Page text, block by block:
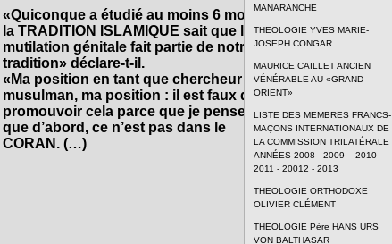
MANARANCHE
THEOLOGIE YVES MARIE-
JOSEPH CONGAR
MAURICE CAILLET ANCIEN
VÉNÉRABLE AU «GRAND-
ORIENT»
LISTE DES MEMBRES FRANCS-
MAÇONS INTERNATIONAUX DE
LA COMMISSION TRILATÉRALE
ANNÉES 2008 - 2009 – 2010 –
2011 - 20012 - 2013
THEOLOGIE ORTHODOXE
OLIVIER CLÉMENT
THEOLOGIE Père HANS URS
VON BALTHASAR
«Quiconque a étudié au moins 6 mois
la TRADITION ISLAMIQUE sait que la
mutilation génitale fait partie de notre
tradition» déclare-t-il.
«Ma position en tant que chercheur
musulman, ma position : il est faux de
promouvoir cela parce que je pense
que d’abord, ce n’est pas dans le
CORAN. (…)